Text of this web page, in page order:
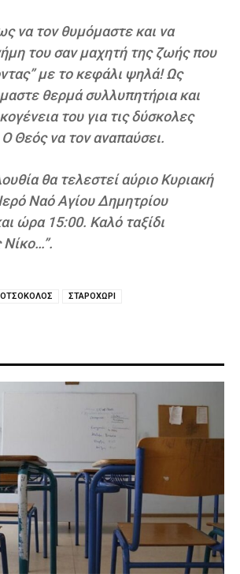
να τον θυμόμαστε και να
του σαν μαχητή της ζωής που
με το κεφάλι ψηλά! Ως
θερμά συλλυπητήρια και
του για τις δύσκολες
Θεός να τον αναπαύσει.
θα τελεστεί αύριο Κυριακή
Ναό Αγίου Δημητρίου
ώρα 15:00. Καλό ταξίδι
ΣΤΑΡΟΧΩΡΙ